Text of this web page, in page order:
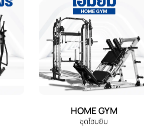
HOME GYM
ชุดโฮมยิม